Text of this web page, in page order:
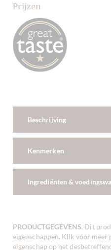
Prijzen
Beschrijving
Kenmerken
Ingrediënten &
PRODUCTGEGEVENS. Dit
eigenschappen. Klik voor
eigenschap op het